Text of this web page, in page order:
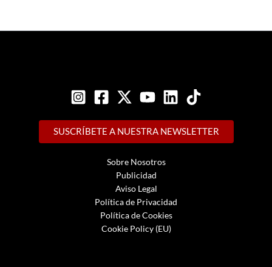
SUSCRÍBETE A NUESTRA NEWSLETTER
Sobre Nosotros
Publicidad
Aviso Legal
Política de Privacidad
Política de Cookies
Cookie Policy (EU)